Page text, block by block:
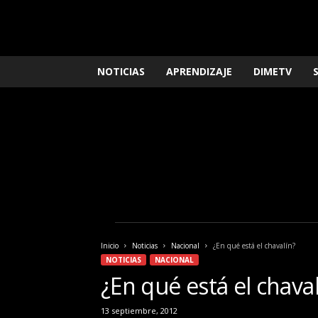
o
a
s
a
NOTICIAS APRENDIZAJE DIMETV
Inicio Noticias Nacional
¿En qué está el chavalín?
NOTICIAS
NACIONAL
¿En qué está el
13 septiembre, 2012